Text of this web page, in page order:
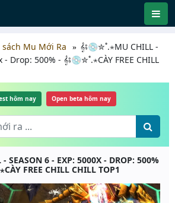
sách Mu Mới Ra
𝄞⨾💿✮˚.⋆MU CHILL -
Drop: 500% - 𝄞⨾💿✮˚.⋆CÀY FREE CHILL
hôm nay Open beta hôm nay
SEASON 6 - EXP: 5000X - DROP: 500%
FREE CHILL CHILL TOP1